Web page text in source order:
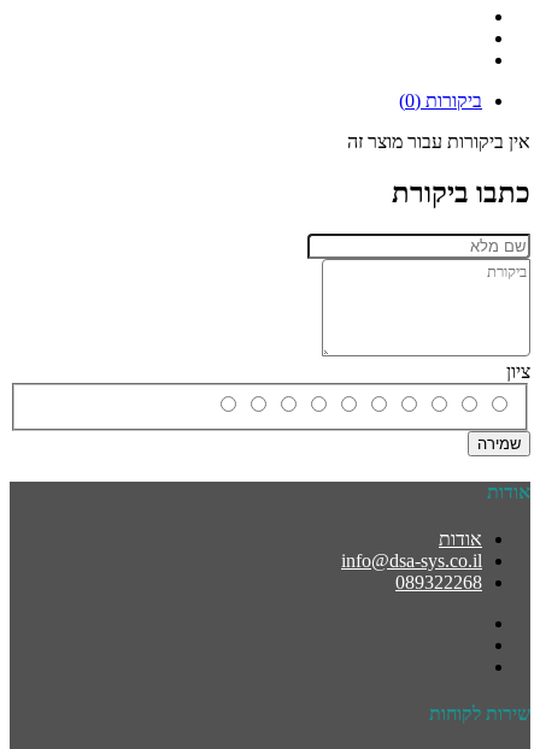
ביקורות (0)
אין ביקורות עבור מוצר זה
כתבו ביקורת
ציון
שמירה
אודות
אודות
info@dsa-sys.co.il
089322268
שירות לקוחות